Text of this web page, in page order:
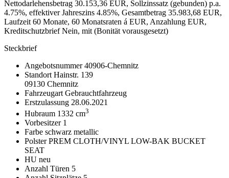
Nettodarlehensbetrag 30.153,36 EUR, Sollzinssatz (gebunden) p.a.
4.75%, effektiver Jahreszins 4.85%, Gesamtbetrag 35.983,68 EUR,
Laufzeit 60 Monate, 60 Monatsraten á EUR, Anzahlung EUR,
Kreditschutzbrief Nein, mit (Bonität vorausgesetzt)
Steckbrief
Angebotsnummer40906-Chemnitz
Standort Hainstr. 139
09130 Chemnitz
Fahrzeugart Gebrauchtfahrzeug
Erstzulassung 28.06.2021
Hubraum 1332 cm3
Vorbesitzer 1
Farbe schwarz metallic
PolsterPREM CLOTH/VINYL LOW-BAK BUCKET
SEAT
HU neu
Anzahl Türen 5